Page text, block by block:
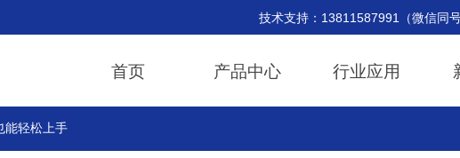
首页 产品中心 行业应用
技术支持：13811587991（微信
能轻松上手